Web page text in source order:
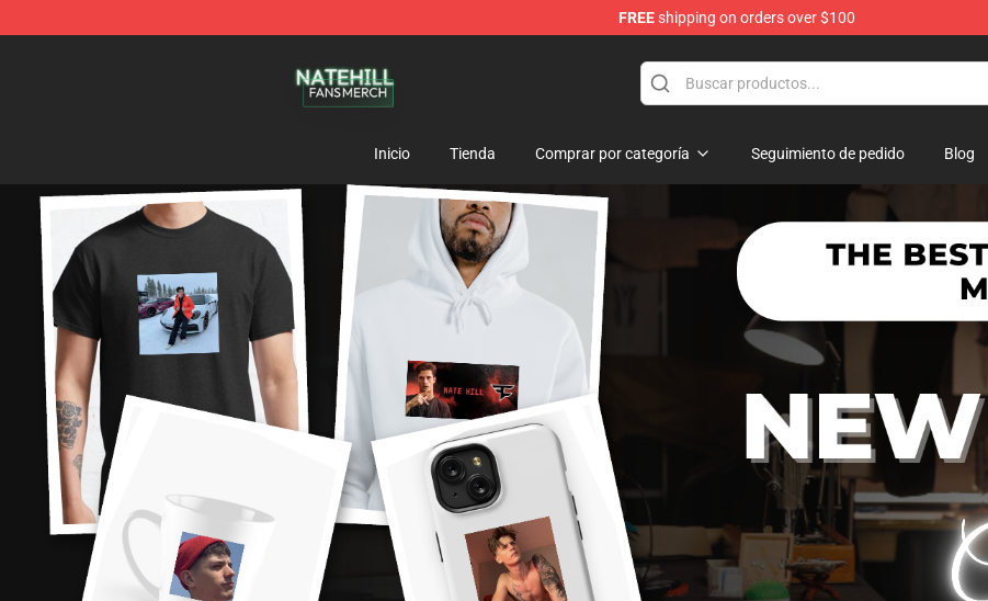
FREEshipping on orders over $100
Inicio Tienda Comprar por categoría Seguimiento de pedido Blog